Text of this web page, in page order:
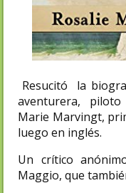
Resucitó la
aventurera,
Marie Marvingt,
luego en inglés.
Un crítico
Maggio, que